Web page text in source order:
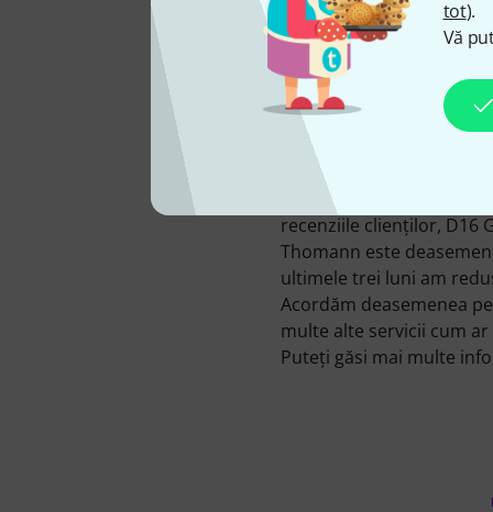
tot).
Vă
şi 3 oferte în catalogul
Pentru a ne informa
informaţii media,
următoarele 131
Disponibilitatea
100%. 22 de produse
nostru.
Clienţii care au
recenziile clienţilor, D16
Thomann este
ultimele trei luni am
Acordăm deasemenea
multe alte servicii cum
Puteți găsi mai multe